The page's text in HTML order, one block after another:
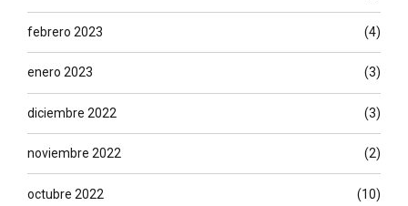
febrero 2023 (4)
enero 2023 (3)
diciembre 2022 (3)
noviembre 2022 (2)
octubre 2022 (10)